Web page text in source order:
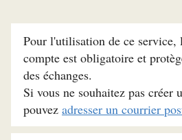
Pour l'utilisation de ce service,
compte est obligatoire et
des échanges.
Si vous ne souhaitez pas créer
pouvez adresser un courrier